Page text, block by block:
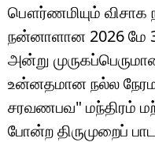
லைஃப்ஸ்டைல்
வணிகம்
டெக்னாலஜி
ஆன்மீகம்
பௌர்ணமியும் விசாக
நன்னாளான 2026 மே
அன்று
உன்னதமான நல்ல
சரவணபவ" மந்திரம்
போன்ற திருமுறைப்